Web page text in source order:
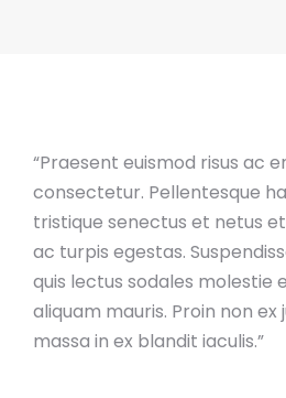
“Praesent euismod risus ac
consectetur. Pellentesque
tristique senectus et netus
ac turpis egestas.
quis lectus sodales molestie
aliquam mauris. Proin non
massa in ex blandit iaculis.”